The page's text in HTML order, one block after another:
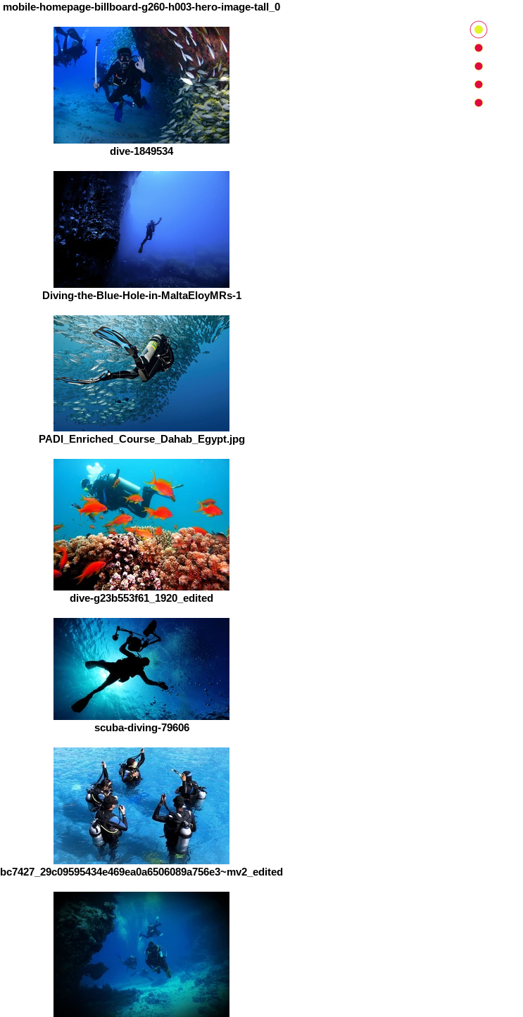
mobile-homepage-billboard-g260-h003-hero-image-tall_0
dive-1849534
Diving-the-Blue-Hole-in-MaltaEloyMRs-1
PADI_Enriched_Course_Dahab_Egypt.jpg
dive-g23b553f61_1920_edited
scuba-diving-79606
bc7427_29c09595434e469ea0a6506089a756e3~mv2_edited